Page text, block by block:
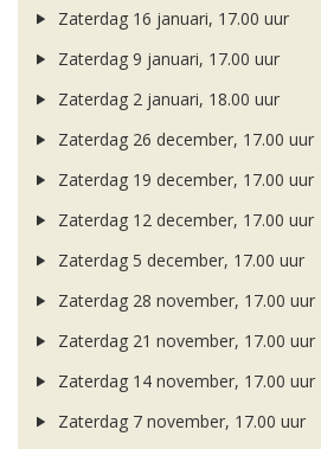
Zaterdag 16 januari, 17.00 uur
Zaterdag 9 januari, 17.00 uur
Zaterdag 2 januari, 18.00 uur
Zaterdag 26 december, 17.00 uur
Zaterdag 19 december, 17.00 uur
Zaterdag 12 december, 17.00 uur
Zaterdag 5 december, 17.00 uur
Zaterdag 28 november, 17.00 uur
Zaterdag 21 november, 17.00 uur
Zaterdag 14 november, 17.00 uur
Zaterdag 7 november, 17.00 uur